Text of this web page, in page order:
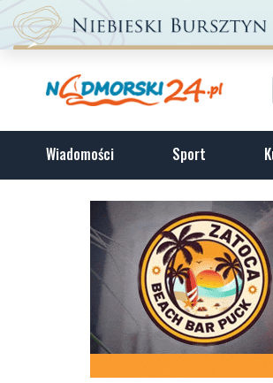
Wiadomości Sport